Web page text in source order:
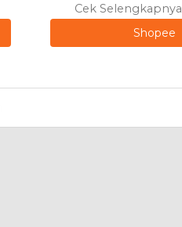
Cek Selengkapnya
Shopee